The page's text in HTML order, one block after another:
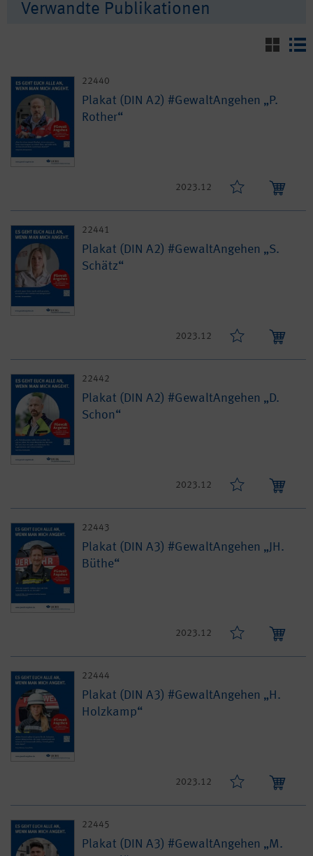
Verwandte Publikationen
22440
Plakat (DIN A2) #GewaltAngehen „P.
Rother“
2023.12
22441
Plakat (DIN A2) #GewaltAngehen „S.
Schätz“
2023.12
22442
Plakat (DIN A2) #GewaltAngehen „D.
Schon“
2023.12
22443
Plakat (DIN A3) #GewaltAngehen „JH.
Büthe“
2023.12
22444
Plakat (DIN A3) #GewaltAngehen „H.
Holzkamp“
2023.12
22445
Plakat (DIN A3) #GewaltAngehen „M.